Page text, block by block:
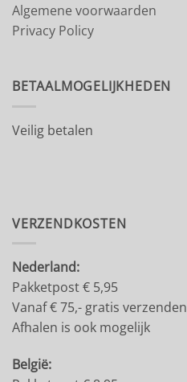
Algemene voorwaarden
Privacy Policy
BETAALMOGELIJKHEDEN
Veilig betalen
VERZENDKOSTEN
Nederland:
Pakketpost € 5,95
Vanaf € 75,- gratis verzenden
Afhalen is ook mogelijk
België: